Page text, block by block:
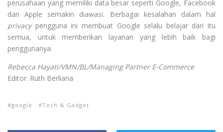
perusahaan yang memiliki data besar seperti Google, Facebook
dan Apple semakin diawasi. Berbagai kesalahan dalam hal
privacypengguna ini membuat Google selalu belajar dari itu
semua, untuk memberikan layanan yang lebih baik bagi
penggunanya.
Rebecca Hayati/VMN/BL/Managing Partner E-Commerce
Editor: Ruth Berliana
google Tech & Gadget